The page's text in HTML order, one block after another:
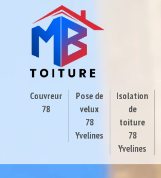
Couvreur
78
Pose de
velux
78
Yvelines
Isolation
de
toiture
78
Yvelines